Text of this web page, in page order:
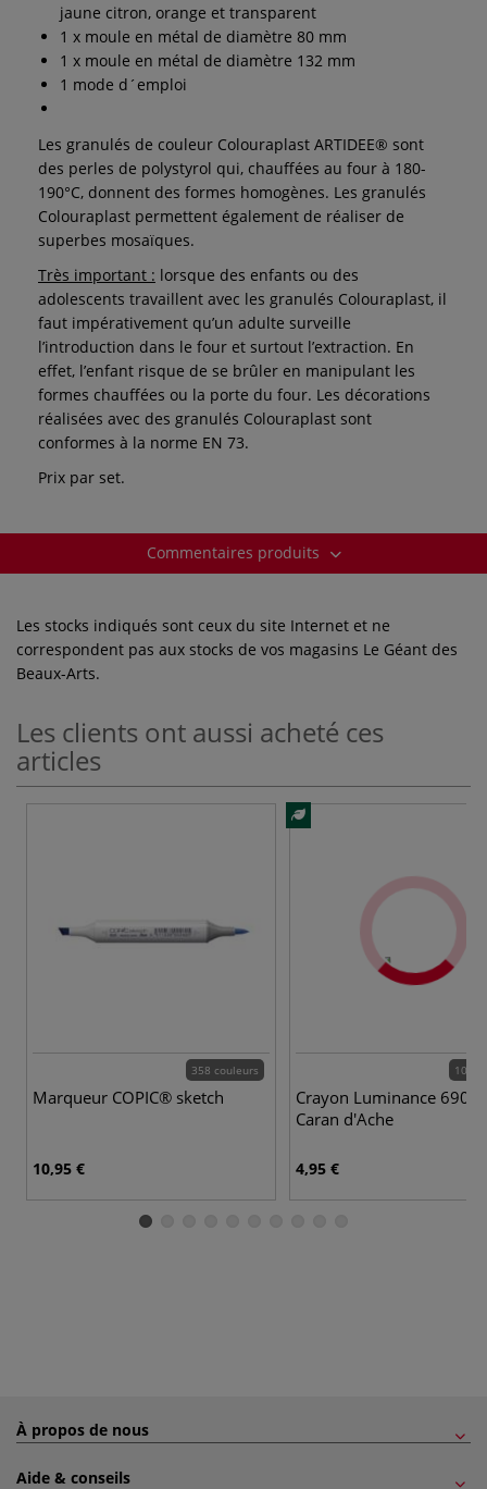
jaune citron, orange et transparent
1 x moule en métal de diamètre 80 mm
1 x moule en métal de diamètre 132 mm
1 mode d´emploi
Les granulés de couleur Colouraplast ARTIDEE® sont
des perles de polystyrol qui, chauffées au four à 180-
190°C, donnent des formes homogènes. Les granulés
Colouraplast permettent également de réaliser de
superbes mosaïques.
Très important : lorsque des enfants ou des
adolescents travaillent avec les granulés Colouraplast, il
faut impérativement qu’un adulte surveille
l’introduction dans le four et surtout l’extraction. En
effet, l’enfant risque de se brûler en manipulant les
formes chauffées ou la porte du four. Les décorations
réalisées avec des granulés Colouraplast sont
conformes à la norme EN 73.
Prix par set.
Commentaires produits
Les stocks indiqués sont ceux du site Internet et ne
correspondent pas aux stocks de vos magasins Le Géant des
Beaux-Arts.
Les clients ont aussi acheté ces
articles
358 couleurs
Marqueur COPIC® sketch
10,95 €
100
Crayon Luminance
Caran d'Ache
4,95 €
À propos de nous
Aide & conseils